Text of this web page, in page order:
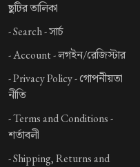
ছুটির তালিকা
-Search -সার্চ
-Account -লগইন/রেজিস্টার
-Privacy Policy -গোপনীয়তা
নীতি
-Terms and Conditions -
শর্তাবলী
-Shipping, Returns and